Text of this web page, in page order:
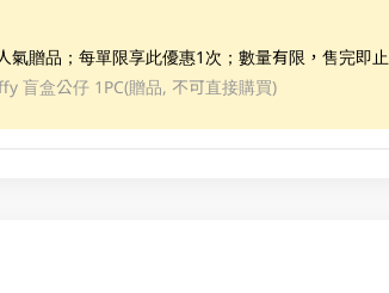
氣贈品；每單限享此優惠1次；數量有限，售完即止
盲盒公仔 1PC(贈品, 不可直接購買)